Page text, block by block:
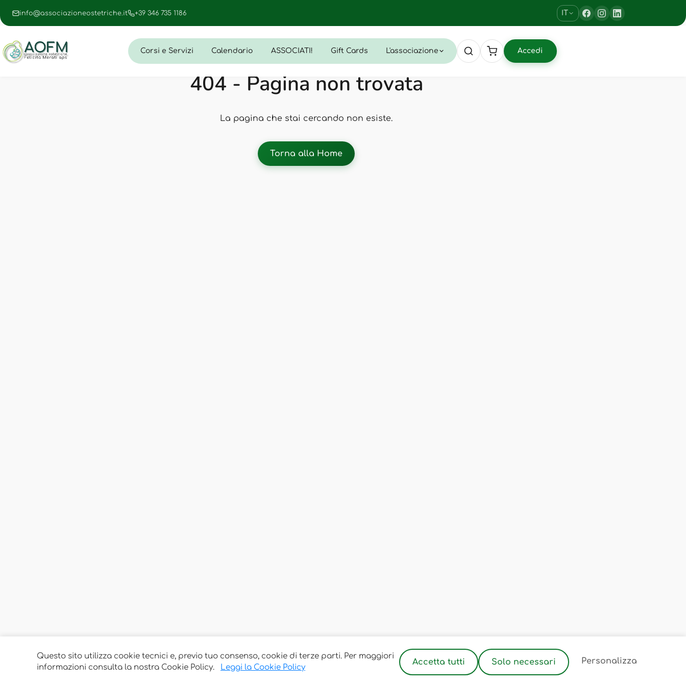
info@associazioneostetriche.it +39 346 735 1186 IT
Corsi e Servizi Calendario ASSOCIATI! Gift Cards L'associazione Accedi
404 - Pagina non trovata
La pagina che stai cercando non esiste.
Torna alla Home
Questo sito utilizza cookie tecnici e, previo tuo consenso, cookie di terze parti. Per maggiori
informazioni consulta la nostra Cookie Policy.
Leggi la Cookie Policy
Accetta tutti Solo necessari Personalizza